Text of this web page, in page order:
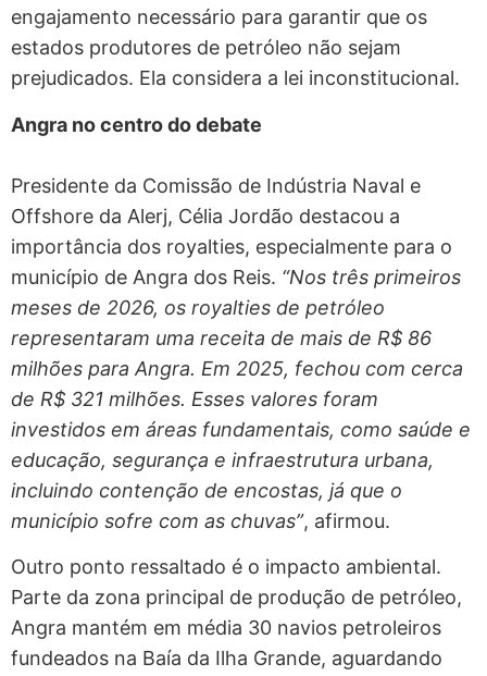
engajamento necessário para garantir que os
estados produtores de petróleo não sejam
prejudicados. Ela considera a lei inconstitucional.
Angra no centro do debate
Presidente da Comissão de Indústria Naval e
Offshore da Alerj, Célia Jordão destacou a
importância dos royalties, especialmente para o
município de Angra dos Reis. “Nos três primeiros
meses de 2026, os royalties de petróleo
representaram uma receita de mais de R$ 86
milhões para Angra. Em 2025, fechou com cerca
de R$ 321 milhões. Esses valores foram
investidos em áreas fundamentais, como saúde e
educação, segurança e infraestrutura urbana,
incluindo contenção de encostas, já que o
município sofre com as chuvas”, afirmou.
Outro ponto ressaltado é o impacto ambiental.
Parte da zona principal de produção de petróleo,
Angra mantém em média 30 navios petroleiros
fundeados na Baía da Ilha Grande, aguardando